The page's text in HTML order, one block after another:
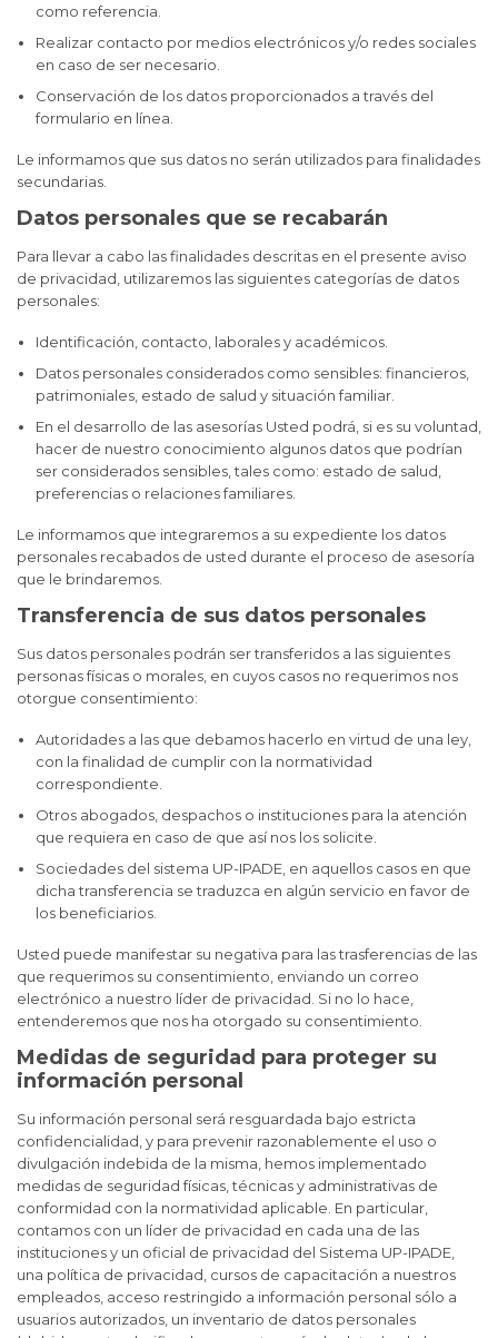
como referencia.
Realizar contacto por medios electrónicos y/o redes sociales
en caso de ser necesario.
Conservación de los datos proporcionados a través del
formulario en línea.
Le informamos que sus datos no serán utilizados para finalidades
secundarias.
Datos personales que se recabarán
Para llevar a cabo las finalidades descritas en el presente aviso
de privacidad, utilizaremos las siguientes categorías de datos
personales:
Identificación, contacto, laborales y académicos.
Datos personales considerados como sensibles: financieros,
patrimoniales, estado de salud y situación familiar.
En el desarrollo de las asesorías Usted podrá, si es su voluntad,
hacer de nuestro conocimiento algunos datos que podrían
ser considerados sensibles, tales como: estado de salud,
preferencias o relaciones familiares.
Le informamos que integraremos a su expediente los datos
personales recabados de usted durante el proceso de asesoría
que le brindaremos.
Transferencia de sus datos personales
Sus datos personales podrán ser transferidos a las siguientes
personas físicas o morales, en cuyos casos no requerimos nos
otorgue consentimiento:
Autoridades a las que debamos hacerlo en virtud de una ley,
con la finalidad de cumplir con la normatividad
correspondiente.
Otros abogados, despachos o instituciones para la atención
que requiera en caso de que así nos los solicite.
Sociedades del sistema UP-IPADE, en aquellos casos en que
dicha transferencia se traduzca en algún servicio en favor de
los beneficiarios.
Usted puede manifestar su negativa para las trasferencias de las
que requerimos su consentimiento, enviando un correo
electrónico a nuestro líder de privacidad. Si no lo hace,
entenderemos que nos ha otorgado su consentimiento.
Medidas de seguridad para proteger su
información personal
Su información personal será resguardada bajo estricta
confidencialidad, y para prevenir razonablemente el uso o
divulgación indebida de la misma, hemos implementado
medidas de seguridad físicas, técnicas y administrativas de
conformidad con la normatividad aplicable. En particular,
contamos con un líder de privacidad en cada una de las
instituciones y un oficial de privacidad del Sistema UP-IPADE,
una política de privacidad, cursos de capacitación a nuestros
empleados, acceso restringido a información personal sólo a
usuarios autorizados, un inventario de datos personales